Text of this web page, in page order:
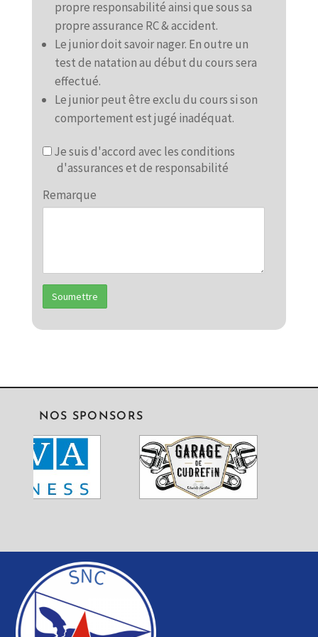
propre responsabilité ainsi que sous sa
propre assurance RC & accident.
Le junior doit savoir nager. En outre un
test de natation au début du cours sera
effectué.
Le junior peut être exclu du cours si son
comportement est jugé inadéquat.
Assurances et responsabilité
Je suis d'accord avec les conditions
d'assurances et de responsabilité
Remarque
NOS SPONSORS